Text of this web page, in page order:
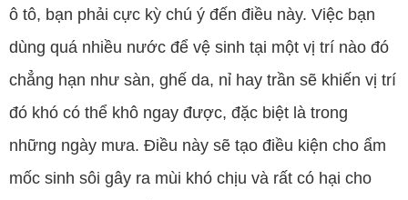
ô tô, bạn phải cực kỳ chú ý đến điều này. Việc bạn
dùng quá nhiều nước để vệ sinh tại một vị trí nào đó
chẳng hạn như sàn, ghế da, nỉ hay trần sẽ khiến vị trí
đó khó có thể khô ngay được, đặc biệt là trong
những ngày mưa. Điều này sẽ tạo điều kiện cho ẩm
mốc sinh sôi gây ra mùi khó chịu và rất có hại cho